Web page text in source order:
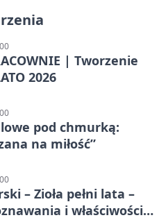
| Tworzenie
2026
pod chmurką:
na miłość”
– Zioła pełni lata –
i właściwości